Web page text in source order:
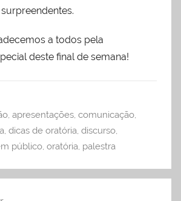
a todos pela
deste final de semana!
, apresentações, comunicação,
, dicas de oratória, discurso,
público, oratória, palestra